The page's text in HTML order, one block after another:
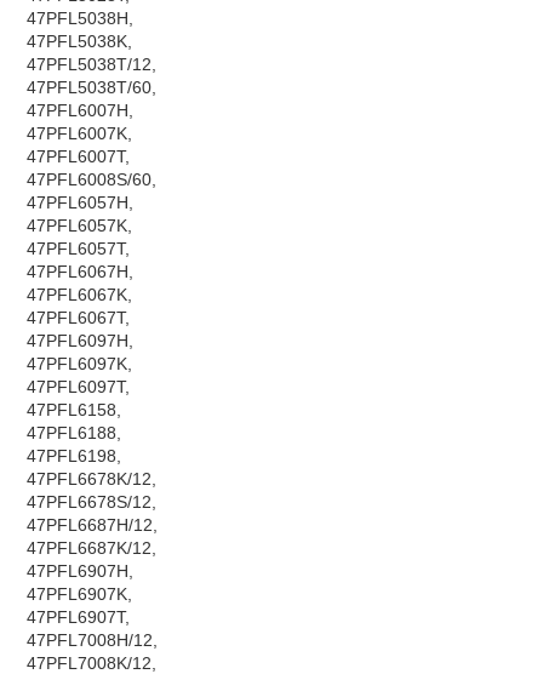
47PFL5038H,
47PFL5038K,
47PFL5038T/12,
47PFL5038T/60,
47PFL6007H,
47PFL6007K,
47PFL6007T,
47PFL6008S/60,
47PFL6057H,
47PFL6057K,
47PFL6057T,
47PFL6067H,
47PFL6067K,
47PFL6067T,
47PFL6097H,
47PFL6097K,
47PFL6097T,
47PFL6158,
47PFL6188,
47PFL6198,
47PFL6678K/12,
47PFL6678S/12,
47PFL6687H/12,
47PFL6687K/12,
47PFL6907H,
47PFL6907K,
47PFL6907T,
47PFL7008H/12,
47PFL7008K/12,